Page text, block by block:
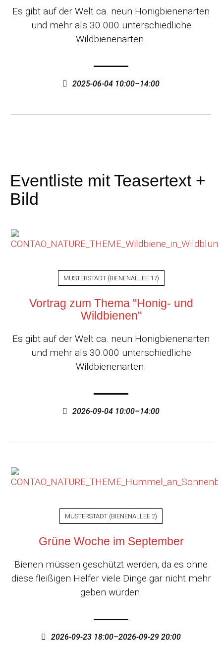
Es gibt auf der Welt ca. neun Honigbienenarten
und mehr als 30.000 unterschiedliche
Wildbienenarten.
2025-06-04 10:00–14:00
Eventliste mit Teasertext +
Bild
MUSTERSTADT(BIENENALLEE 17)
Vortrag zum Thema "Honig- und
Wildbienen"
Es gibt auf der Welt ca. neun Honigbienenarten
und mehr als 30.000 unterschiedliche
Wildbienenarten.
2026-09-04 10:00–14:00
MUSTERSTADT (BIENENALLEE 2)
Grüne Woche im September
Bienen müssen geschützt werden, da es ohne
diese fleißigen Helfer viele Dinge gar nicht mehr
geben würden.
2026-09-23 18:00–2026-09-29 20:00